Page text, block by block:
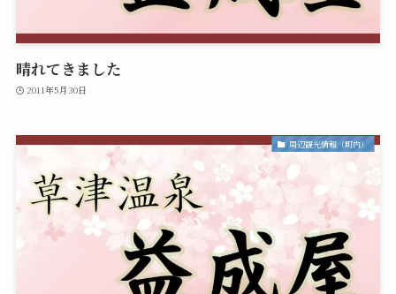
晴れてきました
2011年5月30日
周辺観光情報（町内）